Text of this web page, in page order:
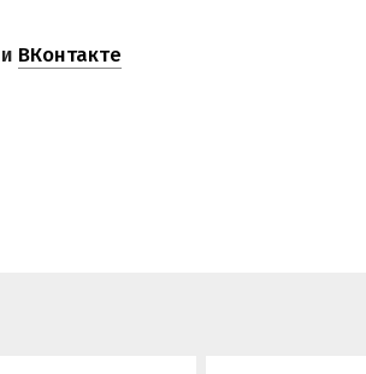
и ВКонтакте